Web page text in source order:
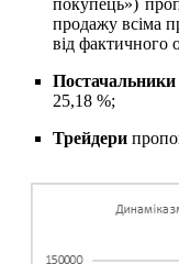
покупець»)
продажу всіма
від фактичного
Постачальники
25,18 %;
Трейдери